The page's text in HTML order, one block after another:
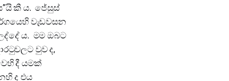
කී ය. ජේසුස්
වැඩවසන
ය. මම ඔබට
වුව ද,
දී යමක්
ද එය